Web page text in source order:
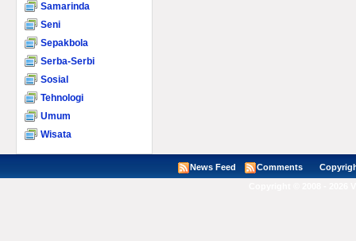
Samarinda
Seni
Sepakbola
Serba-Serbi
Sosial
Tehnologi
Umum
Wisata
News Feed Comments Copyright